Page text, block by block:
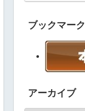
ブックマーク
アーカイブ